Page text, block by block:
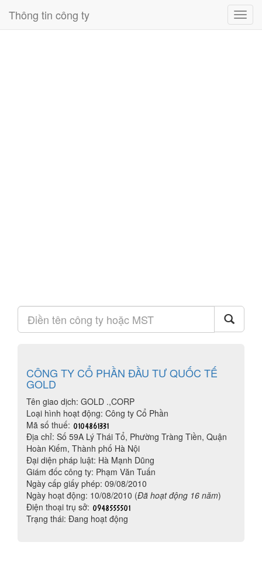
Thông tin công ty
CÔNG TY CỔ PHẦN ĐẦU TƯ QUỐC TẾ
GOLD
Tên giao dịch: GOLD .,CORP
Loại hình hoạt động: Công ty Cổ Phần
Mã số thuế:
Địa chỉ: Số 59A Lý Thái Tổ, Phường Tràng Tiền, Quận
Hoàn Kiếm, Thành phố Hà Nội
Đại diện pháp luật: Hà Mạnh Dũng
Giám đốc công ty: Phạm Văn Tuấn
Ngày cấp giấy phép: 09/08/2010
Ngày hoạt động: 10/08/2010 (Đã hoạt động 16 năm)
Điện thoại trụ sở:
Trạng thái: Đang hoạt động